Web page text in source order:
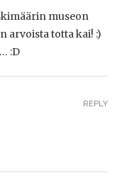
museon
arvoista totta kai! :)
:D
REPLY